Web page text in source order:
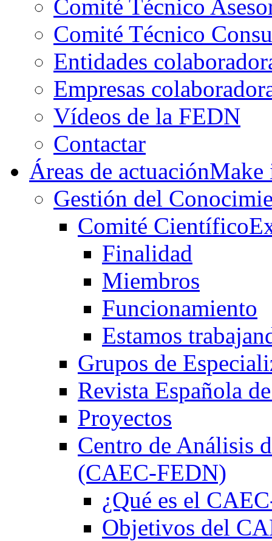
Comité Técnico
Comité Técnico
Entidades
Empresas
Vídeos de la FEDN
Contactar
Áreas de actuación
Gestión del
Comité Científico
Finalidad
Miembros
Funcionamiento
Estamos
Grupos de
Revista Española
Proyectos
Centro de Análisis
(CAEC-FEDN)
¿Qué es el
Objetivos del